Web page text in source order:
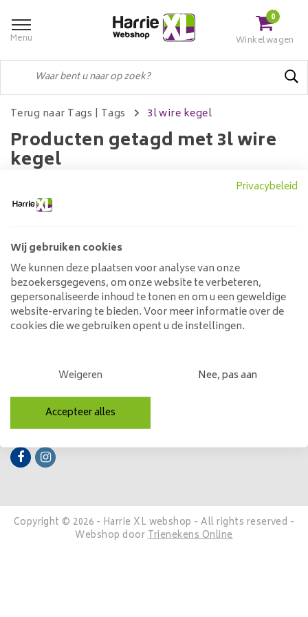
Menu
0
Winkelwagen
Terug naar Tags | Tags 3l wire kegel
Producten getagd met 3l wire
kegel
Geen producten gevonden!...
Klantenservice
Mijn account
Categorieën
Contactgegevens
Volg ons
Copyright © 2026 - Harrie XL webshop - All rights reserved -
Webshop doorTrienekens Online
Privacybeleid
Wij gebruiken cookies
We kunnen deze plaatsen voor analyse van onze
bezoekersgegevens, om onze website te verbeteren,
gepersonaliseerde inhoud te tonen en om u een geweldige
website-ervaring te bieden. Voor meer informatie over de
cookies die we gebruiken opent u de instellingen.
Weigeren Nee, pas aan
Accepteer alles